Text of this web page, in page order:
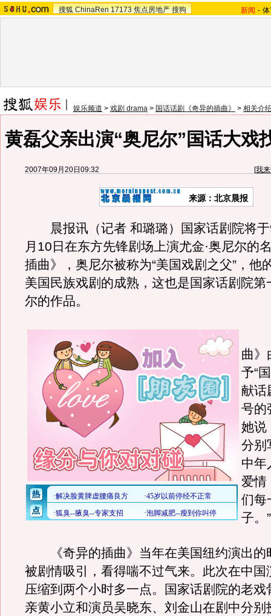
搜狐 ChinaRen 17173 焦点房地产 搜狗 新闻 -
娱乐频道 > 戏剧 drama > 国话话剧《奇异的插曲》 > 相关介
黄磊父亲出演“奥尼尔”国话大戏
2007年09月20日09:32 [我
来源：北京晨报
晨报讯（记者 和璐璐）国家话剧院将于
月10日在东方先锋剧场上演尤金·奥尼尔的
插曲》，奥尼尔被称为“美国戏剧之父”，他
美国民族戏剧的成熟，这也是国家话剧院第
尔的作品。
曲》
予“
献话
号的
她说
分别
中年
爱情
们每
子。”
《奇异的插曲》当年在美国纽约演出的
被剧情吸引，看得喘不过气来。此次在中国
压缩到两个小时多一点。国家话剧院的老戏
亲黄小立和演员吴晓东、刘金山在剧中分别